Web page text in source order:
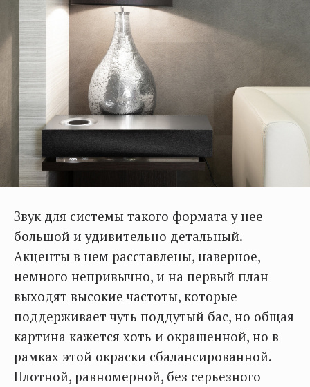
Звук для системы такого формата у нее
большой и удивительно детальный.
Акценты в нем расставлены, наверное,
немного непривычно, и на первый план
выходят высокие частоты, которые
поддерживает чуть поддутый бас, но общая
картина кажется хоть и окрашенной, но в
рамках этой окраски сбалансированной.
Плотной, равномерной, без серьезного